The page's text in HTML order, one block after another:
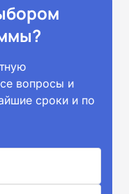
вопросы и
сроки и по